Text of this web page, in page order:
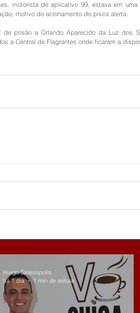
motorista de aplicativo 99, estava em
motivo do acionamento do pisca alerta.
prisão a Orlando Aparecido da Luz dos
a Central de Flagrantes onde ficaram a
Hiago Salesópolis
há 1 dia
1 min de leitura